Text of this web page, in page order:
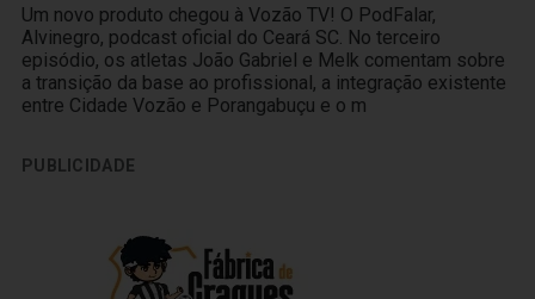
Um novo produto chegou à Vozão TV! O PodFalar,
Alvinegro, podcast oficial do Ceará SC. No terceiro
episódio, os atletas João Gabriel e Melk comentam sobre
a transição da base ao profissional, a integração existente
entre Cidade Vozão e Porangabuçu e o m
PUBLICIDADE